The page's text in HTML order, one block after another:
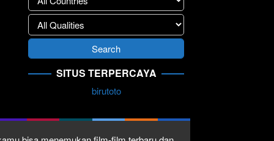
SITUS TERPERCAYA
birutoto